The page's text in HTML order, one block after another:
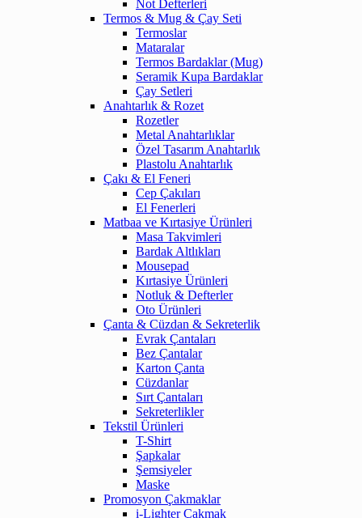
Not Defterleri
Termos & Mug & Çay Seti
Termoslar
Mataralar
Termos Bardaklar (Mug)
Seramik Kupa Bardaklar
Çay Setleri
Anahtarlık & Rozet
Rozetler
Metal Anahtarlıklar
Özel Tasarım Anahtarlık
Plastolu Anahtarlık
Çakı & El Feneri
Cep Çakıları
El Fenerleri
Matbaa ve Kırtasiye Ürünleri
Masa Takvimleri
Bardak Altlıkları
Mousepad
Kırtasiye Ürünleri
Notluk & Defterler
Oto Ürünleri
Çanta & Cüzdan & Sekreterlik
Evrak Çantaları
Bez Çantalar
Karton Çanta
Cüzdanlar
Sırt Çantaları
Sekreterlikler
Tekstil Ürünleri
T-Shirt
Şapkalar
Şemsiyeler
Maske
Promosyon Çakmaklar
i-Lighter Çakmak